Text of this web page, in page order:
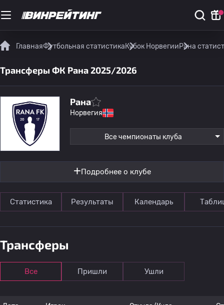
ГлавнаяФутбольная статистикаКубок НорвегииРана
Трансферы ФК Рана 2025/2026
Рана
Норвегия
Все чемпионаты клуба
Подробнее о клубе
Статистика Результаты Календарь
Трансферы
Все Пришли Ушли